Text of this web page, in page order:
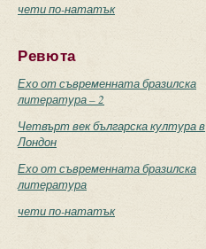
чети по-нататък
Ревюта
Ехо от съвременната бразилска
литература – 2
Четвърт век българска култура в
Лондон
Ехо от съвременната бразилска
литература
чети по-нататък